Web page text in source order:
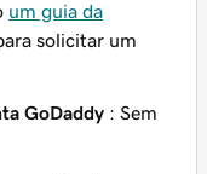
um guia da
solicitar um
GoDaddy : Sem